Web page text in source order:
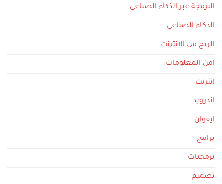
البرمجة عبر الذكاء الصناعي
الذكاء الصناعي
الربح من الانترنت
امن المعلومات
انترنت
اندرويد
ايفوان
برامج
برمجيات
تصميم